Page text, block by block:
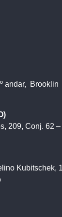
andar, Brooklin
209, Conj. 62
Kubitschek,